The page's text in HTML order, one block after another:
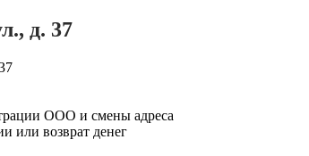
д. 37
ООО и смены адреса
или возврат денег